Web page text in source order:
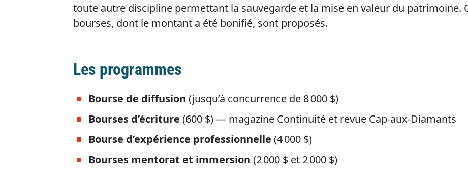
toute autre discipline permettant la sauvegarde et la mise en valeur du patrimoine.
bourses, dont le montant a été bonifié, sont proposés.
Les programmes
Bourse de diffusion (jusqu’à concurrence de 8 000 $)
Bourses d’écriture (600 $) — magazine Continuité et revue Cap-aux-Diamants
Bourse d’expérience professionnelle (4 000 $)
Bourses mentorat et immersion (2 000 $ et 2 000 $)